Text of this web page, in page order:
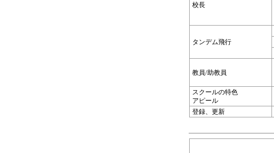
校長
タンデム飛行
教員/助教員
スクールの特色
アピール
登録、更新